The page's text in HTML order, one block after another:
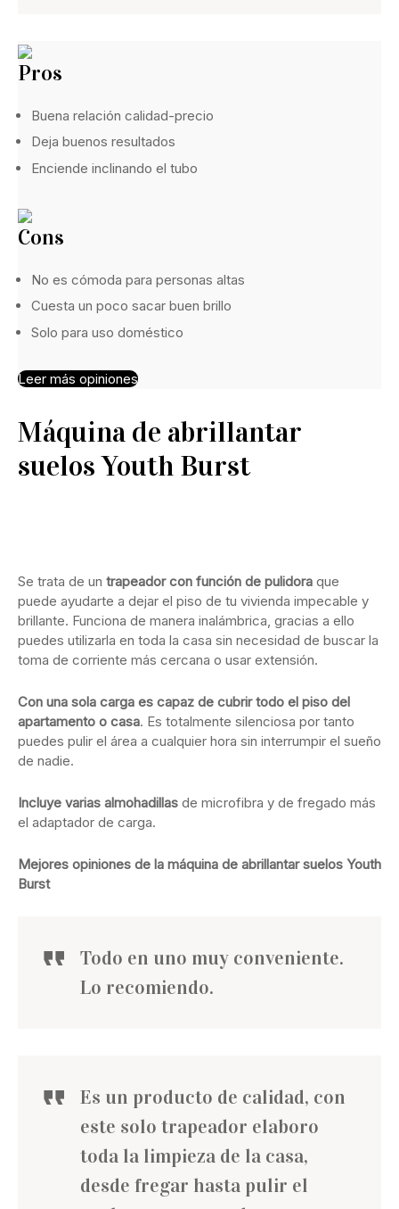
Pros
Buena relación calidad-precio
Deja buenos resultados
Enciende inclinando el tubo
Cons
No es cómoda para personas altas
Cuesta un poco sacar buen brillo
Solo para uso doméstico
Leer más opiniones
Máquina de abrillantar
suelos Youth Burst
Se trata de un trapeador con función de pulidora que
puede ayudarte a dejar el piso de tu vivienda impecable y
brillante. Funciona de manera inalámbrica, gracias a ello
puedes utilizarla en toda la casa sin necesidad de buscar la
toma de corriente más cercana o usar extensión.
Con una sola carga es capaz de cubrir todo el piso del
apartamento o casa. Es totalmente silenciosa por tanto
puedes pulir el área a cualquier hora sin interrumpir el sueño
de nadie.
Incluye varias almohadillas de microfibra y de fregado más
el adaptador de carga.
Mejores opiniones de la máquina de abrillantar suelos Youth
Burst
Todo en uno muy conveniente.
Lo recomiendo.
Es un producto de calidad, con
este solo trapeador elaboro
toda la limpieza de la casa,
desde fregar hasta pulir el